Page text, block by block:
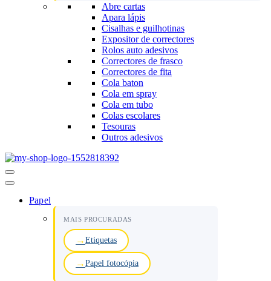
Abre cartas
Apara lápis
Cisalhas e guilhotinas
Expositor de correctores
Rolos auto adesivos
Correctores de frasco
Correctores de fita
Cola baton
Cola em spray
Cola em tubo
Colas escolares
Tesouras
Outros adesivos
Menu
de
Papel
MAIS PROCURADAS
Etiquetas
Papel fotocópia